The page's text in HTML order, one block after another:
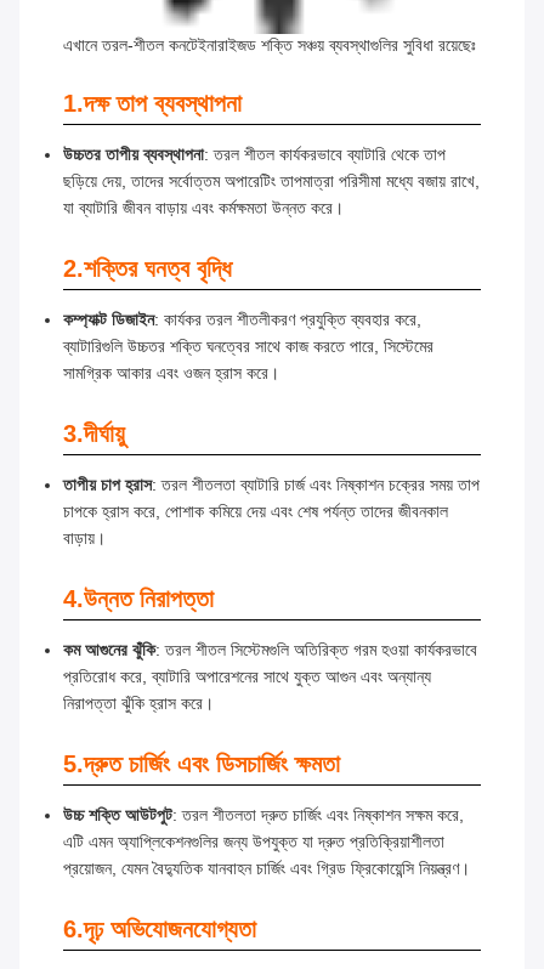
এখানে তরল-শীতল কনটেইনারাইজড শক্তি সঞ্চয় ব্যবস্থাগুলির সুবিধা রয়েছেঃ
1.দক্ষ তাপ ব্যবস্থাপনা
উচ্চতর তাপীয় ব্যবস্থাপনা: তরল শীতল কার্যকরভাবে ব্যাটারি থেকে তাপ
ছড়িয়ে দেয়, তাদের সর্বোত্তম অপারেটিং তাপমাত্রা পরিসীমা মধ্যে বজায় রাখে,
যা ব্যাটারি জীবন বাড়ায় এবং কর্মক্ষমতা উন্নত করে।
2.শক্তির ঘনত্ব বৃদ্ধি
কম্প্যাক্ট ডিজাইন: কার্যকর তরল শীতলীকরণ প্রযুক্তি ব্যবহার করে,
ব্যাটারিগুলি উচ্চতর শক্তি ঘনত্বের সাথে কাজ করতে পারে, সিস্টেমের
সামগ্রিক আকার এবং ওজন হ্রাস করে।
3.দীর্ঘায়ু
তাপীয় চাপ হ্রাস: তরল শীতলতা ব্যাটারি চার্জ এবং নিষ্কাশন চক্রের সময় তাপ
চাপকে হ্রাস করে, পোশাক কমিয়ে দেয় এবং শেষ পর্যন্ত তাদের জীবনকাল
বাড়ায়।
4.উন্নত নিরাপত্তা
কম আগুনের ঝুঁকি: তরল শীতল সিস্টেমগুলি অতিরিক্ত গরম হওয়া কার্যকরভাবে
প্রতিরোধ করে, ব্যাটারি অপারেশনের সাথে যুক্ত আগুন এবং অন্যান্য
নিরাপত্তা ঝুঁকি হ্রাস করে।
5.দ্রুত চার্জিং এবং ডিসচার্জিং ক্ষমতা
উচ্চ শক্তি আউটপুট: তরল শীতলতা দ্রুত চার্জিং এবং নিষ্কাশন সক্ষম করে,
এটি এমন অ্যাপ্লিকেশনগুলির জন্য উপযুক্ত যা দ্রুত প্রতিক্রিয়াশীলতা
প্রয়োজন, যেমন বৈদ্যুতিক যানবাহন চার্জিং এবং গ্রিড ফ্রিকোয়েন্সি নিয়ন্ত্রণ।
6.দৃঢ় অভিযোজনযোগ্যতা